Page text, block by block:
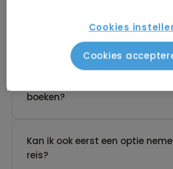
Boeken van je reis
boeken?
Kan ik ook eerst een optie
reis?
Cookies
Cookies